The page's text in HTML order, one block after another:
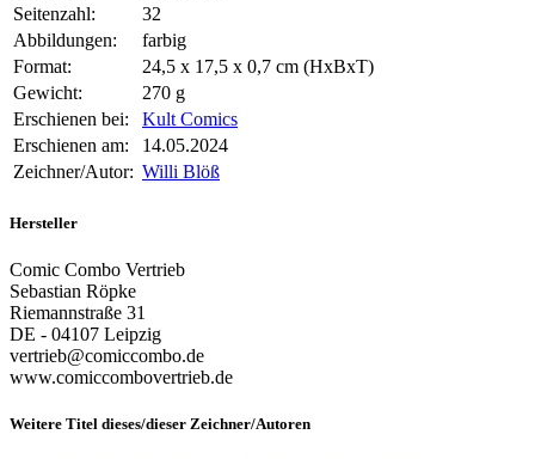
Seitenzahl:
32
Abbildungen:
farbig
Format:
24,5 x 17,5 x 0,7 cm (HxBxT)
Gewicht:
270 g
Erschienen bei:
Kult Comics
Erschienen am:
14.05.2024
Zeichner/Autor: Willi Blöß
Hersteller
Comic Combo Vertrieb
Sebastian Röpke
Riemannstraße 31
DE - 04107 Leipzig
vertrieb@comiccombo.de
www.comiccombovertrieb.de
Weitere Titel dieses/dieser Zeichner/Autoren